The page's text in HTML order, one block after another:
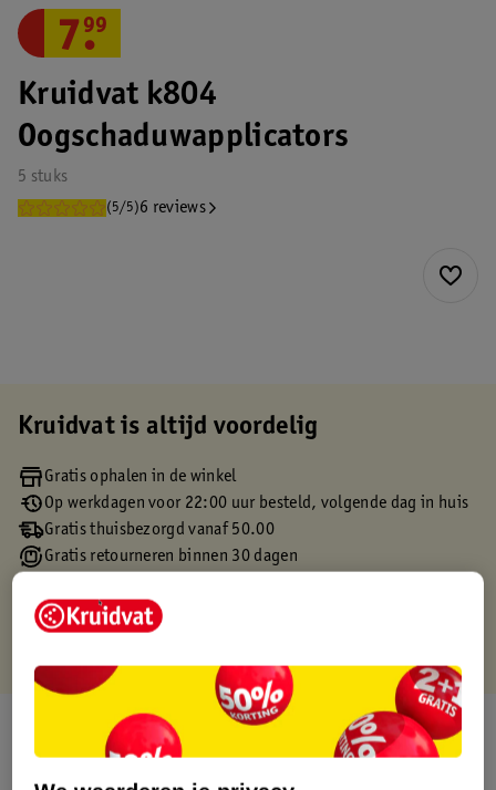
Kruidvat k804
Oogschaduwapplicators
5 stuks
(5/5)6 reviews
7.
99
Kruidvat is altijd voordelig
Gratis ophalen in de winkel
Op werkdagen voor 22:00 uur besteld, volgende dag in huis
Gratis thuisbezorgd vanaf 50.00
Gratis retourneren binnen 30 dagen
Over dit product
Productinformatie